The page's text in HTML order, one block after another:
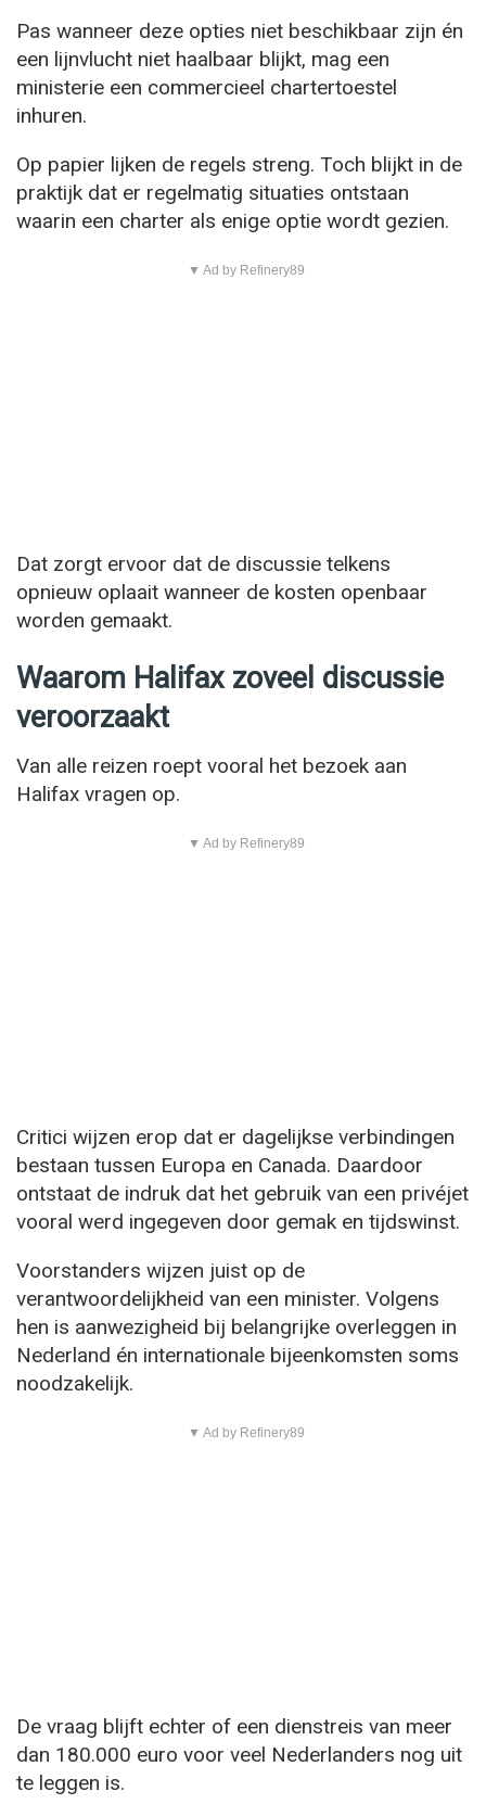
Pas wanneer deze opties niet beschikbaar zijn én
een lijnvlucht niet haalbaar blijkt, mag een
ministerie een commercieel chartertoestel
inhuren.
Op papier lijken de regels streng. Toch blijkt in de
praktijk dat er regelmatig situaties ontstaan
waarin een charter als enige optie wordt gezien.
▼ Ad by Refinery89
Dat zorgt ervoor dat de discussie telkens
opnieuw oplaait wanneer de kosten openbaar
worden gemaakt.
Waarom Halifax zoveel discussie
veroorzaakt
Van alle reizen roept vooral het bezoek aan
Halifax vragen op.
▼ Ad by Refinery89
Critici wijzen erop dat er dagelijkse verbindingen
bestaan tussen Europa en Canada. Daardoor
ontstaat de indruk dat het gebruik van een privéjet
vooral werd ingegeven door gemak en tijdswinst.
Voorstanders wijzen juist op de
verantwoordelijkheid van een minister. Volgens
hen is aanwezigheid bij belangrijke overleggen in
Nederland én internationale bijeenkomsten soms
noodzakelijk.
▼ Ad by Refinery89
De vraag blijft echter of een dienstreis van meer
dan 180.000 euro voor veel Nederlanders nog uit
te leggen is.